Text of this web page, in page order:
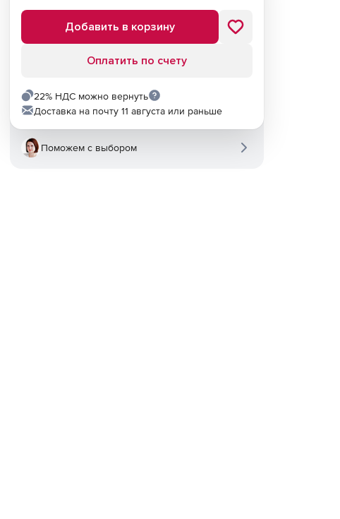
Добавить в корзину
Оплатить по счету
22% НДС можно вернуть
Доставка на почту 11 августа или раньше
Поможем с выбором